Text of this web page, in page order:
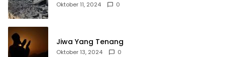
Oktober 11, 2024 0
Jiwa Yang Tenang
Oktober 13, 2024 0